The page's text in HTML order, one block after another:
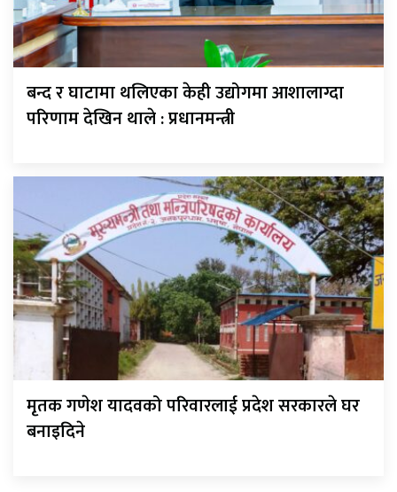
बन्द र घाटामा थलिएका केही उद्योगमा आशालाग्दा
परिणाम देखिन थाले : प्रधानमन्त्री
मृतक गणेश यादवको परिवारलाई प्रदेश सरकारले घर
बनाइदिने